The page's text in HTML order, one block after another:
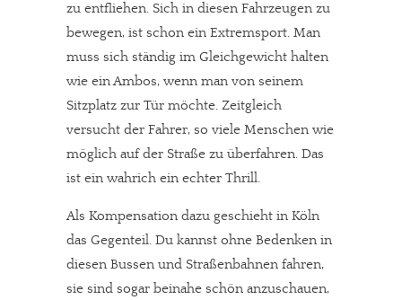
zu entfliehen. Sich in diesen Fahrzeugen zu
bewegen, ist schon ein Extremsport. Man
muss sich ständig im Gleichgewicht halten
wie ein Ambos, wenn man von seinem
Sitzplatz zur Tür möchte. Zeitgleich
versucht der Fahrer, so viele Menschen wie
möglich auf der Straße zu überfahren. Das
ist ein wahrich ein echter Thrill.
Als Kompensation dazu geschieht in Köln
das Gegenteil. Du kannst ohne Bedenken in
diesen Bussen und Straßenbahnen fahren,
sie sind sogar beinahe schön anzuschauen,